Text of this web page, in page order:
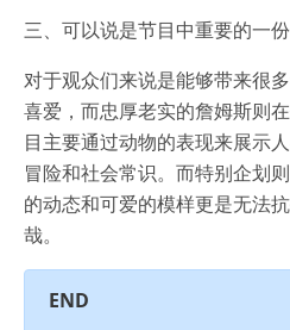
三、可以说是节目中重要的一份
对于观众们来说是能够带来很
喜爱，而忠厚老实的詹姆斯则
目主要通过动物的表现来展示
冒险和社会常识。而特别企划
的动态和可爱的模样更是无法
哉。
END